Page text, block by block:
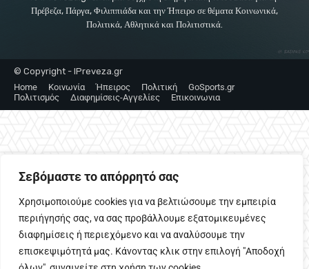
Σεβόμαστε το απόρρητό σας
Χρησιμοποιούμε cookies για να βελτιώσουμε την εμπειρία
περιήγησής σας, να σας προβάλλουμε εξατομικευμένες
διαφημίσεις ή περιεχόμενο και να αναλύσουμε την
επισκεψιμότητά μας. Κάνοντας κλικ στην επιλογή "Αποδοχή
Πρέβεζα, Πάργα, Φιλιππιάδα και την Ήπειρο σε θέματα Κοινωνικά,
Πολιτικά, Αθλητικά και Πολιτιστικά.
© Copyright - IPreveza.gr
Home
Κοινωνία Ήπειρος Πολιτική
GoSports.gr
Πολιτισμός
Διαφημίσεις-Αγγελίες Επικοινωνια